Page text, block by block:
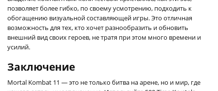
позволяет более гибко, по своему усмотрению, подходить к
обогащению визуальной составляющей игры. Это отличная
возможность для тех, кто хочет разнообразить и обновить
внешний вид своих героев, не тратя при этом много времени и
усилий.
Заключение
Mortal Kombat 11 — это не только битва на арене, но и мир, где